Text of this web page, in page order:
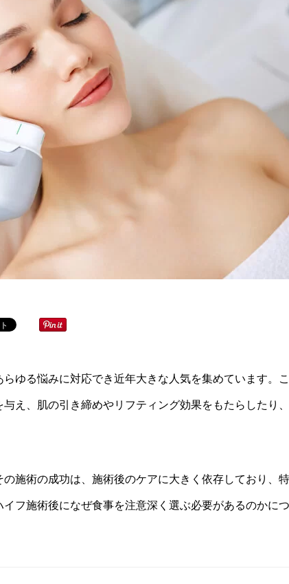
ゆる悩みに対応でき近年大きな人気を集めています。こ
え、肌の引き締めやリフティング効果をもたらしたり、
施術の成功は、施術後のケアに大きく依存しており、特
フ施術後になぜ食事を注意深く選ぶ必要があるのかにつ